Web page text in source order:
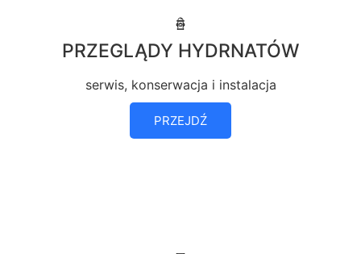
PRZEGLĄDY HYDRNATÓW
serwis, konserwacja i instalacja
PRZEJDŹ